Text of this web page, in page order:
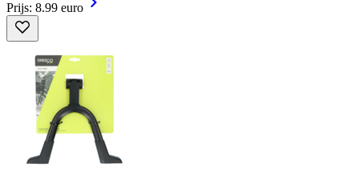
Prijs: 8.99 euro